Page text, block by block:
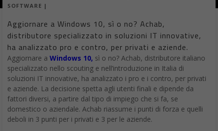
SOFTWARE |
Aggiornare a Windows 10, sì o no? Achab,
distributore specializzato in soluzioni IT innovative,
ha analizzato pro e contro, per privati e aziende.
Aggiornare a Windows 10, sì o no? Achab, distributore italiano
specializzato nello scouting e nell’introduzione in Italia di
soluzioni IT innovative, ha analizzato i pro e i contro, per privati
e aziende. La decisione spetta agli utenti finali e dipende da
fattori diversi, a partire dal tipo di impiego che si fa, se
domestico o aziendale. Achab riassume i punti di forza e quelli
deboli in 3 punti per i privati e 3 per le aziende.